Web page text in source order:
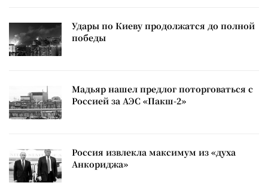
Удары по Киеву продолжатся до полной
победы
Мадьяр нашел предлог поторговаться с
Россией за АЭС «Пакш-2»
Россия извлекла максимум из «духа
Анкориджа»